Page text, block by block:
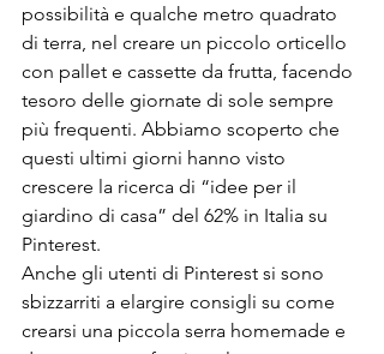
possibilità e qualche metro quadrato
di terra, nel creare un piccolo orticello
con pallet e cassette da frutta, facendo
tesoro delle giornate di sole sempre
più frequenti. Abbiamo scoperto che
questi ultimi giorni hanno visto
crescere la ricerca di “idee per il
giardino di casa” del 62% in Italia su
Pinterest.
Anche gli utenti di Pinterest si sono
sbizzarriti a elargire consigli su come
crearsi una piccola serra homemade e